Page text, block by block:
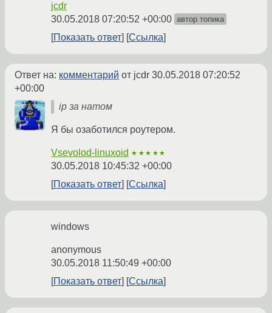
jcdr
30.05.2018 07:20:52 +00:00 автор топика
Показать ответ Ссылка
Ответ на: комментарий от jcdr 30.05.2018 07:20:52
+00:00
ip за натом
Я бы озаботился роутером.
Vsevolod-linuxoid ★★★★★
30.05.2018 10:45:32 +00:00
Показать ответ
Ссылка
windows
anonymous
30.05.2018 11:50:49 +00:00
Показать ответ
Ссылка